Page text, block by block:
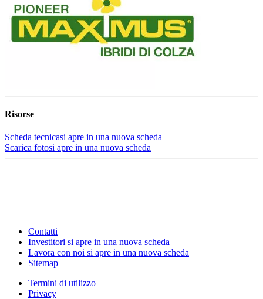
Risorse
Scheda tecnicasi apre in una nuova scheda
Scarica fotosi apre in una nuova scheda
Contatti
Investitori si apre in una nuova scheda
Lavora con noi si apre in una nuova scheda
Sitemap
Termini di utilizzo
Privacy